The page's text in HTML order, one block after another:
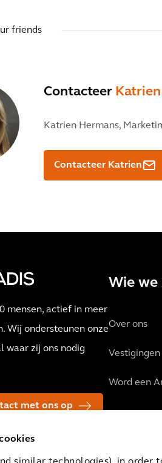
friends
Contacteer
Katrien Hermans,
Contacteer Katrien
mensen, actief in meer
Wij ondersteunen onze
waar zij ons nodig
met ons op
Wie we
Over ons
Vestigingen
Word een